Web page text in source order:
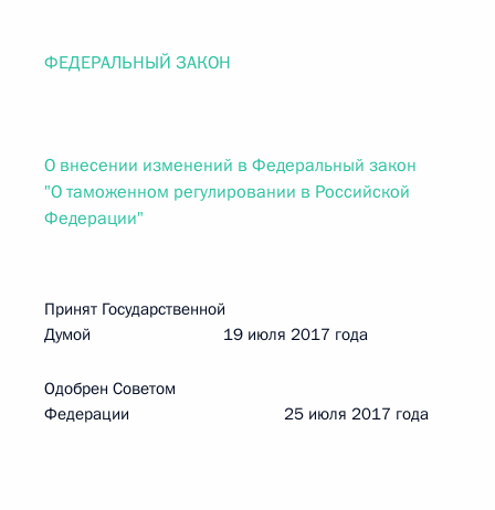
ФЕДЕРАЛЬНЫЙ ЗАКОН
О внесении изменений в Федеральный закон
"О таможенном регулировании в Российской
Федерации"
Принят Государственной
Думой 19 июля 2017 года
Одобрен Советом
Федерации 25 июля 2017 года